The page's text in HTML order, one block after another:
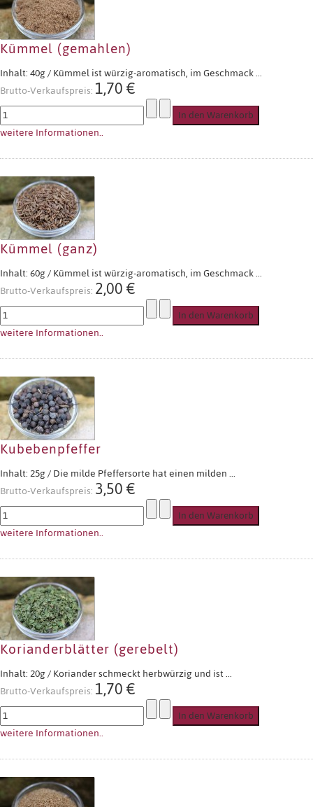
Kümmel (gemahlen)
Inhalt: 40g / Kümmel ist würzig-aromatisch, im Geschmack ...
Brutto-Verkaufspreis:1,70 €
weitere Informationen..
Kümmel (ganz)
Inhalt: 60g / Kümmel ist würzig-aromatisch, im Geschmack ...
Brutto-Verkaufspreis:2,00 €
weitere Informationen..
Kubebenpfeffer
Inhalt: 25g / Die milde Pfeffersorte hat einen milden ...
Brutto-Verkaufspreis:3,50 €
weitere Informationen..
Korianderblätter (gerebelt)
Inhalt: 20g / Koriander schmeckt herbwürzig und ist ...
Brutto-Verkaufspreis:1,70 €
weitere Informationen..